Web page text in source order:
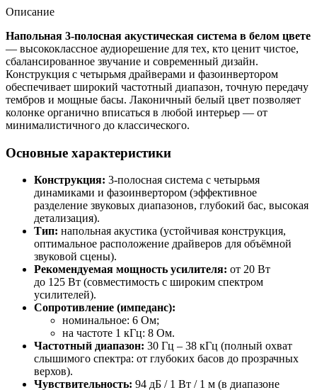
Описание
Напольная 3‑полосная акустическая система в белом цвете
— высококлассное аудиорешение для тех, кто ценит чистое,
сбалансированное звучание и современный дизайн.
Конструкция с четырьмя драйверами и фазоинвертором
обеспечивает широкий частотный диапазон, точную передачу
тембров и мощные басы. Лаконичный белый цвет позволяет
колонке органично вписаться в любой интерьер — от
минималистичного до классического.
Основные характеристики
Конструкция: 3‑полосная система с четырьмя
динамиками и фазоинвертором (эффективное
разделение звуковых диапазонов, глубокий бас, высокая
детализация).
Тип: напольная акустика (устойчивая конструкция,
оптимальное расположение драйверов для объёмной
звуковой сцены).
Рекомендуемая мощность усилителя: от 20 Вт
до 125 Вт (совместимость с широким спектром
усилителей).
Сопротивление (импеданс):
номинальное: 6 Ом;
на частоте 1 кГц: 8 Ом.
Частотный диапазон: 30 Гц – 38 кГц (полный охват
слышимого спектра: от глубоких басов до прозрачных
верхов).
Чувствительность: 94 дБ / 1 Вт / 1 м (в диапазоне